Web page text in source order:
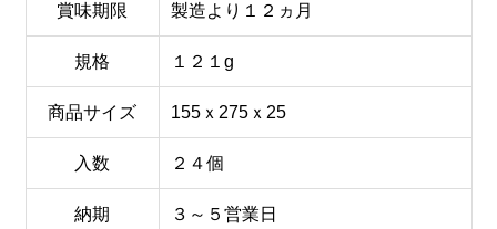
賞味期限 製造より１２ヵ月
規格 １２１g
商品サイズ 155ｘ275ｘ25
入数 ２４個
納期 ３～５営業日